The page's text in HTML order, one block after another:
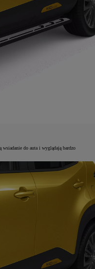
wsiadanie do auta i wyglądają bardzo